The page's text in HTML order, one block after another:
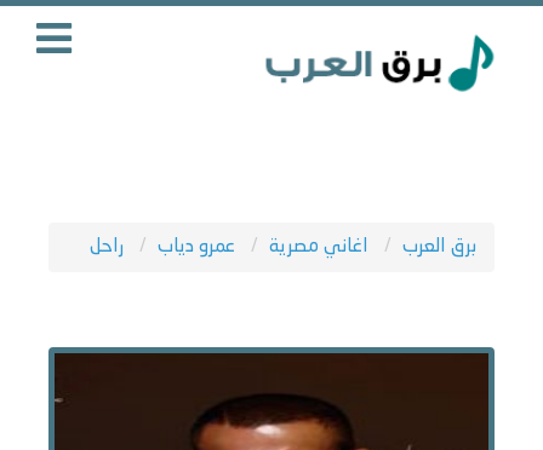
برق العرب اغاني مصرية عمرو دياب راحل